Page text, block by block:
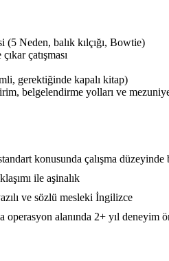
Neden, balık kılçığı, Bowtie)
çatışması
gerektiğinde kapalı kitap)
belgelendirme yolları ve
konusunda çalışma düzeyinde
ile aşinalık
ve sözlü mesleki İngilizce
alanında 2+ yıl deneyim